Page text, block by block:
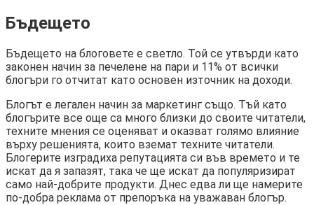
Бъдещето
Бъдещето на блоговете е светло. Той се утвърди като
законен начин за печелене на пари и 11% от всички
блогъри го отчитат като основен източник на доходи.
Блогът е легален начин за маркетинг също. Тъй като
блогърите все още са много близки до своите читатели,
техните мнения се оценяват и оказват голямо влияние
върху решенията, които вземат техните читатели.
Блогерите изградиха репутацията си във времето и те
искат да я запазят, така че ще искат да популяризират
само най-добрите продукти. Днес едва ли ще намерите
по-добра реклама от препоръка на уважаван блогър.